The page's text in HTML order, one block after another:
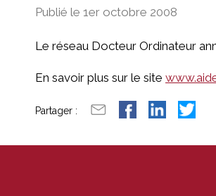
Publié le 1er octobre 2008
Le réseau Docteur Ordinateur
En savoir plus sur le site
Partager :